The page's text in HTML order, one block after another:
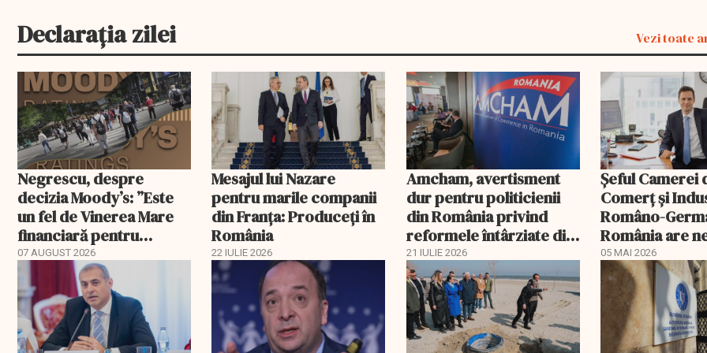
Declarația zilei Vezi toate
Negrescu, despre
decizia Moody’s: ”Este
un fel de Vinerea Mare
financiară pentru
România”. Miza nu se
încheie în această seară
07 AUGUST 2026
Mesajul lui Nazare
pentru marile companii
din Franța: Produceți în
România
22 IULIE 2026
Amcham, avertisment
dur pentru politicienii
din România privind
reformele întârziate din
PNRR
21 IULIE 2026
Șeful Camerei
Comerț și
Româno-
România are
urgent de un
guvern
05 MAI 2026
EXCLUSIV